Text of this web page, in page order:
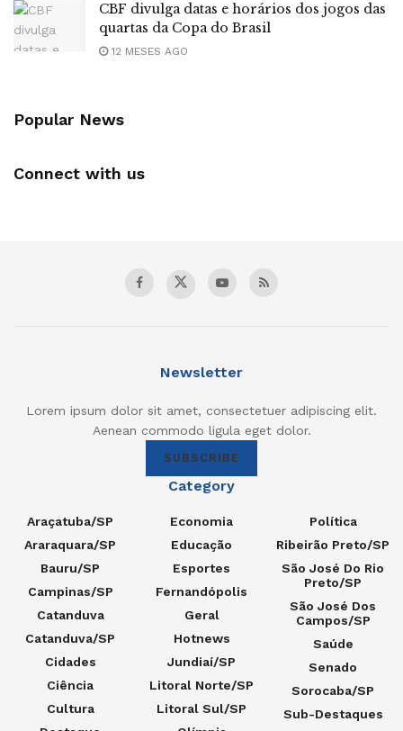
CBF divulga datas e horários dos jogos das
quartas da Copa do Brasil
12 MESES AGO
Popular News
Connect with us
Newsletter
Lorem ipsum dolor sit amet, consectetuer adipiscing elit.
Aenean commodo ligula eget dolor.
SUBSCRIBE
Category
Araçatuba/SP
Araraquara/SP
Bauru/SP
Campinas/SP
Catanduva
Catanduva/SP
Cidades
Ciência
Cultura
Economia
Educação
Esportes
Fernandópolis
Geral
Hotnews
Jundiaí/SP
Litoral Norte/SP
Litoral Sul/SP
Política
Ribeirão Preto/SP
São José Do Rio
Preto/SP
São José Dos
Campos/SP
Saúde
Senado
Sorocaba/SP
Sub-Destaques